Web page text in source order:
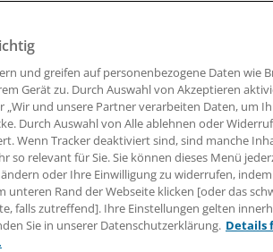
über den Kopf hinwegdröhnt,
Unfall wird der wohl unterwegs
sein Leben kämpft? Den Alltag im
ganz persönlicher Sicht der Notarzt
Mit großer Sensibilität und ebenso
Mediziner seine Erlebnisse aus über
und greifen auf personenbezogene Daten wie
Gerät zu. Durch Auswahl von Akzeptieren
„Wir und unsere Partner verarbeiten Daten, um
Durch Auswahl von Alle ablehnen oder
Wenn Tracker deaktiviert sind, sind manche
so relevant für Sie. Sie können dieses Menü
oder Ihre Einwilligung zu widerrufen, indem
unteren Rand der Webseite klicken [oder das
falls zutreffend]. Ihre Einstellungen gelten
Sie in unserer Datenschutzerklärung. Details